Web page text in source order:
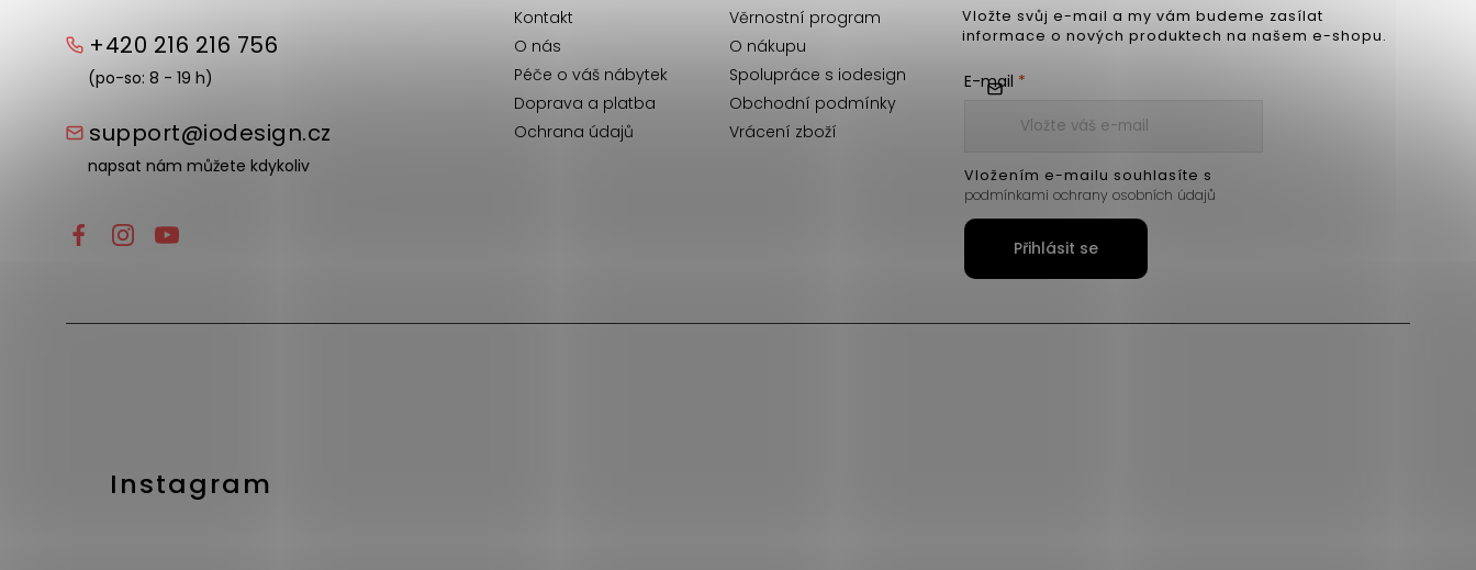
+420 216 216 756
(po-so: 8 - 19 h)
support@iodesign.cz
napsat nám můžete kdykoliv
Kontakt
Věrnostní program
O nás
O nákupu
Péče o váš nábytek
Spolupráce s iodesign
Doprava a platba
Obchodní podmínky
Ochrana údajů
Vrácení zboží
Instagram
Vložte svůj e-mail a my vám budeme zasílat
informace o nových produktech na našem e-shopu.
E-mail
Vložením e-mailu souhlasíte s
podmínkami ochrany osobních údajů
Přihlásit se